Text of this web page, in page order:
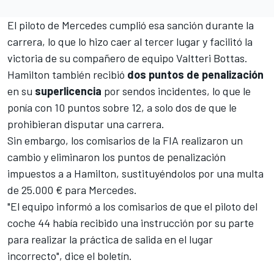
El piloto de Mercedes cumplió esa sanción durante la
carrera, lo que lo hizo caer al tercer lugar y facilitó la
victoria de su compañero de equipo Valtteri Bottas.
Hamilton también recibió dos puntos de penalización
en su superlicencia por sendos incidentes, lo que le
ponía con 10 puntos sobre 12, a solo dos de que le
prohibieran disputar una carrera.
Sin embargo, los comisarios de la FIA realizaron un
cambio y eliminaron los puntos de penalización
impuestos a a Hamilton, sustituyéndolos por una multa
de 25.000 € para Mercedes.
"El equipo informó a los comisarios de que el piloto del
coche 44 había recibido una instrucción por su parte
para realizar la práctica de salida en el lugar
incorrecto", dice el boletín.